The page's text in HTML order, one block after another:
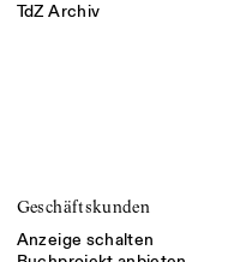
TdZ Archiv
Geschäftskunden
Anzeige schalten